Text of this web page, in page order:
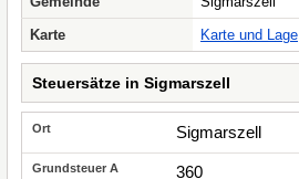
Karte
Karte und Lage
Steuersätze in Sigmarszell
Sigmarszell
360